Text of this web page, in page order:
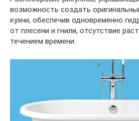
возможность создать
кухни, обеспечив одновременно
от плесени и гнили, отсутствие
течением времени.